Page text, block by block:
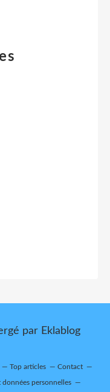
par Eklablog
Top articles Contact
données personnelles